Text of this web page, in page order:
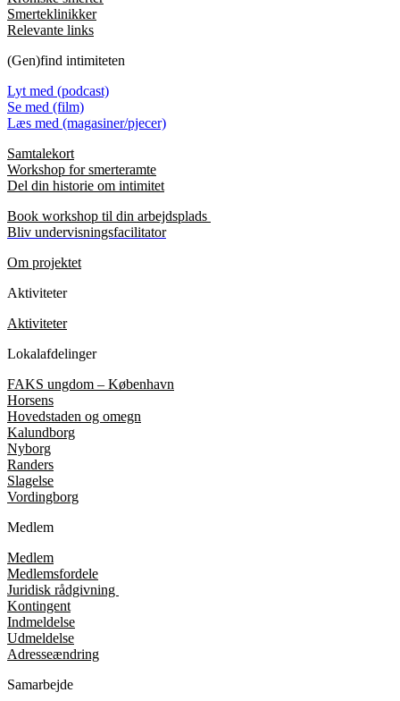
Smerteklinikker
Relevante links
(Gen)find intimiteten
Lyt med (podcast)
Se med (film)
Læs med (magasiner/pjecer)
Samtalekort
Workshop for smerteramte
Del din historie om intimitet
Book workshop til din arbejdsplads
Bliv undervisningsfacilitator
Om projektet
Aktiviteter
Aktiviteter
Lokalafdelinger
FAKS ungdom – København
Horsens
Hovedstaden og omegn
Kalundborg
Nyborg
Randers
Slagelse
Vordingborg
Medlem
Medlem
Medlemsfordele
Juridisk rådgivning
Kontingent
Indmeldelse
Udmeldelse
Adresseændring
Samarbejde